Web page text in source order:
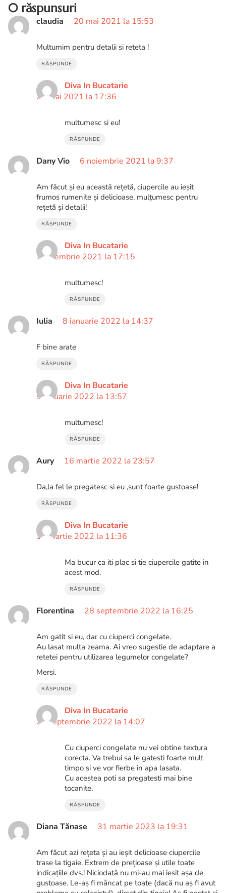
0 răspunsuri
claudia 20 mai 2021 la 15:53
Multumim pentru detalii si reteta !
RĂSPUNDE
Diva In Bucatarie
21 mai 2021 la 17:36
multumesc si eu!
RĂSPUNDE
Dany Vio 6 noiembrie 2021 la 9:37
Am făcut și eu această rețetă, ciupercile au ieșit
frumos rumenite și delicioase, mulțumesc pentru
rețetă și detalii!
RĂSPUNDE
Diva In Bucatarie
7 noiembrie 2021 la 17:15
multumesc!
RĂSPUNDE
Iulia 8 ianuarie 2022 la 14:37
F bine arate
RĂSPUNDE
Diva In Bucatarie
9 ianuarie 2022 la 13:57
multumesc!
RĂSPUNDE
Aury 16 martie 2022 la 23:57
Da,la fel le pregatesc si eu ,sunt foarte gustoase!
RĂSPUNDE
Diva In Bucatarie
17 martie 2022 la 11:36
Ma bucur ca iti plac si tie ciupercile gatite in
acest mod.
RĂSPUNDE
Florentina 28 septembrie 2022 la 16:25
Am gatit si eu, dar cu ciuperci congelate.
Au lasat multa zeama. Ai vreo sugestie de adaptare a
retetei pentru utilizarea legumelor congelate?
Mersi.
RĂSPUNDE
Diva In Bucatarie
29 septembrie 2022 la 14:07
Cu ciuperci congelate nu vei obtine textura
corecta. Va trebui sa le gatesti foarte mult
timpo si ve vor fierbe in apa lasata.
Cu acestea poti sa pregatesti mai bine
tocanite.
RĂSPUNDE
Diana Tănase 31 martie 2023 la 19:31
Am făcut azi rețeta și au ieșit delicioase ciupercile
trase la tigaie. Extrem de prețioase și utile toate
indicațiile dvs.! Niciodată nu mi-au mai iesit așa de
gustoase. Le-aș fi mâncat pe toate (dacă nu aș fi avut